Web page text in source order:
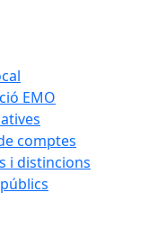
EMO
comptes
i distincions